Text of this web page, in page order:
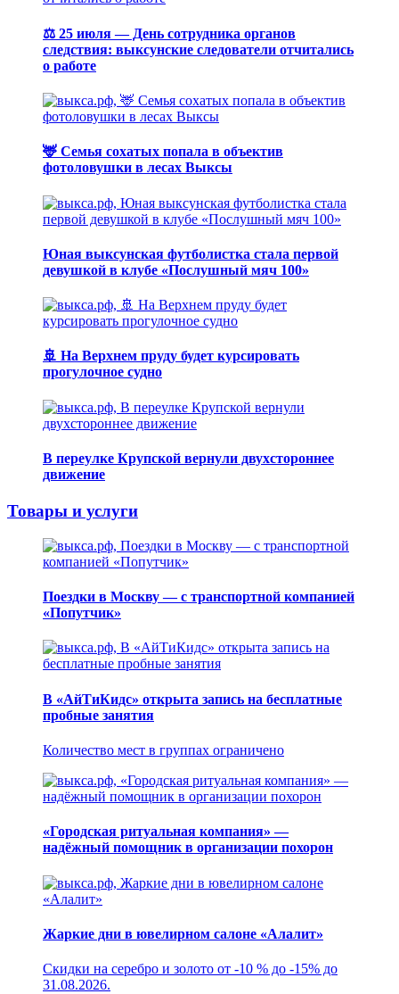
⚖️ 25 июля — День сотрудника органов
следствия: выксунские следователи отчитались
о работе
🦌 Семья сохатых попала в объектив
фотоловушки в лесах Выксы
Юная выксунская футболистка стала первой
девушкой в клубе «Послушный мяч 100»
🚢 На Верхнем пруду будет курсировать
прогулочное судно
В переулке Крупской вернули двухстороннее
движение
Товары и услуги
Поездки в Москву — с транспортной компанией
«Попутчик»
В «АйТиКидс» открыта запись на бесплатные
пробные занятия
Количество мест в группах ограничено
«Городская ритуальная компания» —
надёжный помощник в организации похорон
Жаркие дни в ювелирном салоне «Алалит»
Скидки на серебро и золото от -10 % до -15% до
31.08.2026.